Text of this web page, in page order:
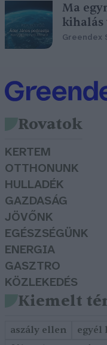
Ma
kihalás
Greendex
Rovatok
KERTEM
OTTHONUNK
HULLADÉK
GAZDASÁG
JÖVŐNK
EGÉSZSÉGÜNK
ENERGIA
GASZTRO
KÖZLEKEDÉS
Kiemelt
aszály ellen egyél